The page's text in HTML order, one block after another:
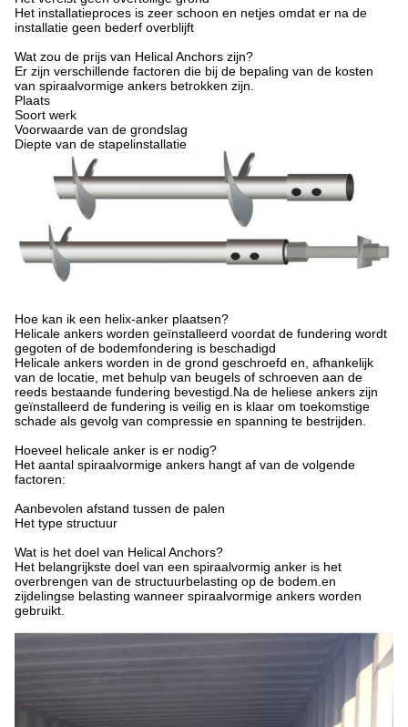
Het installatieproces is zeer schoon en netjes omdat er na de
installatie geen bederf overblijft
Wat zou de prijs van Helical Anchors zijn?
Er zijn verschillende factoren die bij de bepaling van de kosten
van spiraalvormige ankers betrokken zijn.
Plaats
Soort werk
Voorwaarde van de grondslag
Diepte van de stapelinstallatie
Hoe kan ik een helix-anker plaatsen?
Helicale ankers worden geïnstalleerd voordat de fundering wordt
gegoten of de bodemfondering is beschadigd
Helicale ankers worden in de grond geschroefd en, afhankelijk
van de locatie, met behulp van beugels of schroeven aan de
reeds bestaande fundering bevestigd.Na de heliese ankers zijn
geïnstalleerd de fundering is veilig en is klaar om toekomstige
schade als gevolg van compressie en spanning te bestrijden.
Hoeveel helicale anker is er nodig?
Het aantal spiraalvormige ankers hangt af van de volgende
factoren:
Aanbevolen afstand tussen de palen
Het type structuur
Wat is het doel van Helical Anchors?
Het belangrijkste doel van een spiraalvormig anker is het
overbrengen van de structuurbelasting op de bodem.en
zijdelingse belasting wanneer spiraalvormige ankers worden
gebruikt.